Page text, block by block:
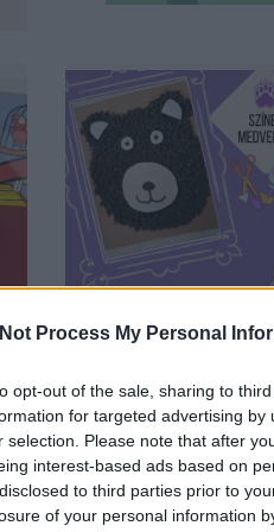
Process My Personal
opt-out of the sale, sharing to
for targeted advertising
selection. Please note that after
interest-based ads based on
to third parties prior to
of your personal information
MÉG TART A
ALKOTÁSAIBÓL
BY:SZÍNES_ÖTLETEK2025.
Bár már tíz nap eltelt,
barlangjából, hogy